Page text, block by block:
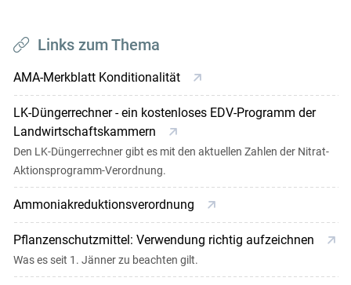
Links zum Thema
AMA-Merkblatt Konditionalität
LK-Düngerrechner - ein kostenloses EDV-Programm der
Landwirtschaftskammern
Den LK-Düngerrechner gibt es mit den aktuellen Zahlen der Nitrat-
Aktionsprogramm-Verordnung.
Ammoniakreduktionsverordnung
Pflanzenschutzmittel: Verwendung richtig aufzeichnen
Was es seit 1. Jänner zu beachten gilt.